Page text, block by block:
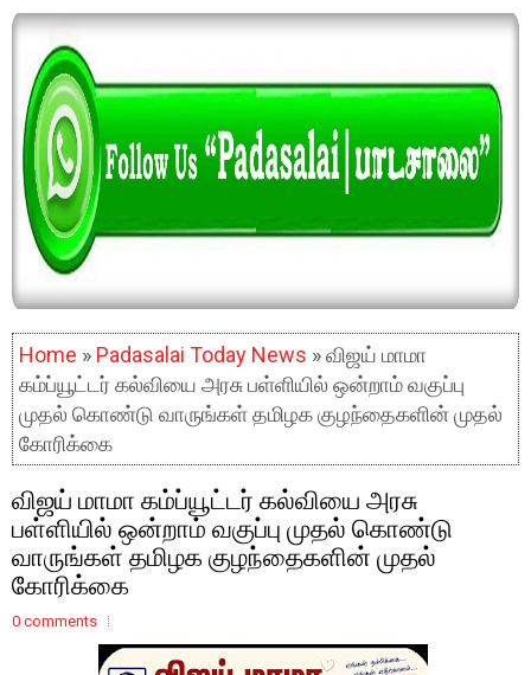
Home » Padasalai Today News » விஜய் மாமா
கம்ப்யூட்டர் கல்வியை அரசு பள்ளியில் ஒன்றாம் வகுப்பு
முதல் கொண்டு வாருங்கள் தமிழக குழந்தைகளின் முதல்
கோரிக்கை
விஜய் மாமா கம்ப்யூட்டர் கல்வியை அரசு
பள்ளியில் ஒன்றாம் வகுப்பு முதல் கொண்டு
வாருங்கள் தமிழக குழந்தைகளின் முதல்
கோரிக்கை
0 comments